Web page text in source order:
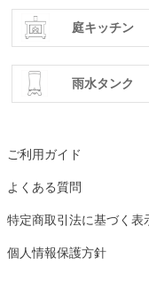
庭キッチン
雨水タンク
ご利用ガイド
よくある質問
特定商取引法に基づく表
個人情報保護方針